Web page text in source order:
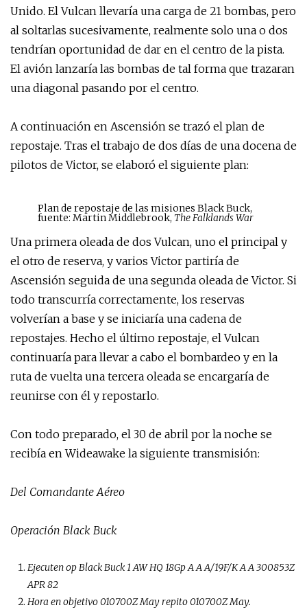
Unido. El Vulcan llevaría una carga de 21 bombas, pero
al soltarlas sucesivamente, realmente solo una o dos
tendrían oportunidad de dar en el centro de la pista.
El avión lanzaría las bombas de tal forma que trazaran
una diagonal pasando por el centro.
A continuación en Ascensión se trazó el plan de
repostaje. Tras el trabajo de dos días de una docena de
pilotos de Victor, se elaboró el siguiente plan:
Plan de repostaje de las misiones Black Buck,
fuente: Martin Middlebrook, The Falklands War
Una primera oleada de dos Vulcan, uno el principal y
el otro de reserva, y varios Victor partiría de
Ascensión seguida de una segunda oleada de Victor. Si
todo transcurría correctamente, los reservas
volverían a base y se iniciaría una cadena de
repostajes. Hecho el último repostaje, el Vulcan
continuaría para llevar a cabo el bombardeo y en la
ruta de vuelta una tercera oleada se encargaría de
reunirse con él y repostarlo.
Con todo preparado, el 30 de abril por la noche se
recibía en Wideawake la siguiente transmisión:
Del Comandante Aéreo
Operación Black Buck
Ejecuten op Black Buck 1 AW HQ 18Gp A A A/19F/K A A 300853Z
APR 82
Hora en objetivo 010700Z May repito 010700Z May.